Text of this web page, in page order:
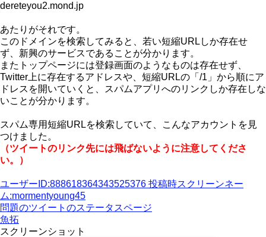
dereteyou2.mond.jp
あたりがそれです。
このドメインを検索してみると、若い短縮URLしか存在せ
ず、新興のサービスであることが分かります。
またトップページには登録画面のようなものは存在せず、
Twitter上に存在するアドレスや、短縮URLの「/1」から順にア
ドレスを開いていくと、スパムアプリへのリンクしか存在しな
いことが分かります。
スパム専用短縮URLを検索していて、こんなアカウントを見
つけました。
（ツイートのリンク先には飛ばないように注意してくださ
い。）
ユーザーID:888618364343525376 投稿時スクリーンネー
ム:mormentyoung45
問題のツイートのステータスページ
魚拓
スクリーンショット